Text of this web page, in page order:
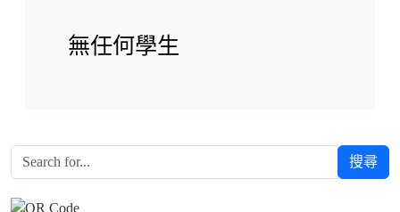
無任何學生
搜尋